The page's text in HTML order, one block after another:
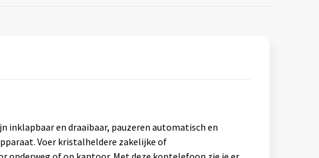
inklapbaar en draaibaar, pauzeren automatisch en
Voer kristalheldere zakelijke of